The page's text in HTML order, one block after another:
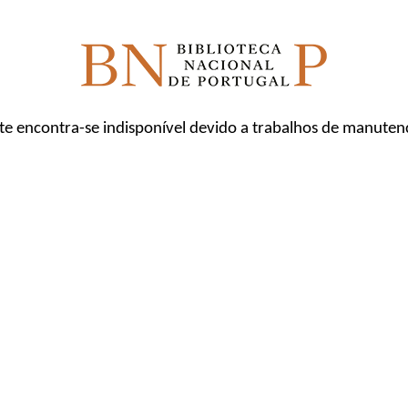
encontra-se indisponível devido a trabalhos de